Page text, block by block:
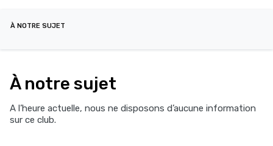
À NOTRE SUJET
À notre sujet
A l’heure actuelle, nous ne disposons d’aucune information
sur ce club.